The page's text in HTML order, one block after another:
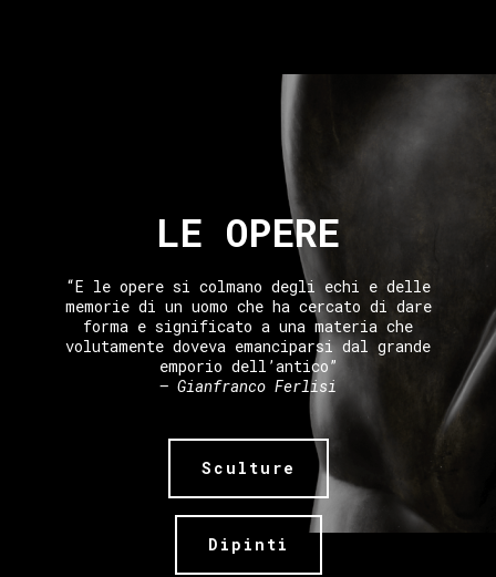
LE OPERE
“E le opere si colmano degli echi e delle
memorie di un uomo che ha cercato di dare
forma e significato a una materia che
volutamente doveva emanciparsi dal grande
emporio dell’antico”
– Gianfranco Ferlisi
Sculture
Dipinti